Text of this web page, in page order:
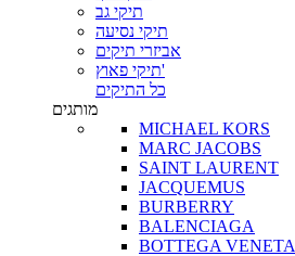
תיקי גב
תיקי נסיעה
אביזרי תיקים
תיקי פאוץ'
כל התיקים
מותגים
MICHAEL KORS
MARC JACOBS
SAINT LAURENT
JACQUEMUS
BURBERRY
BALENCIAGA
BOTTEGA VENETA